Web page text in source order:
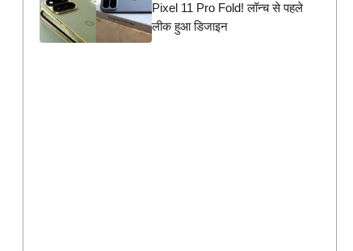
Pixel 11 Pro Fold! लॉन्च से पहले
लीक हुआ डिजाइन